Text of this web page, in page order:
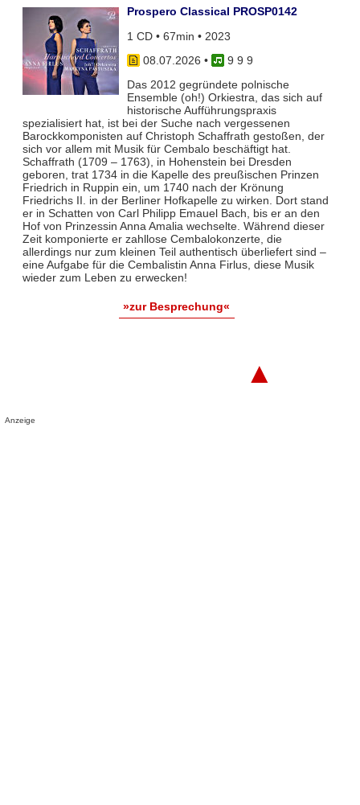
Prospero Classical PROSP0142
1 CD • 67min • 2023
08.07.2026 •
9 9 9
Das 2012 gegründete polnische
Ensemble (oh!) Orkiestra, das sich auf
historische Aufführungspraxis
spezialisiert hat, ist bei der Suche nach vergessenen
Barockkomponisten auf Christoph Schaffrath gestoßen, der
sich vor allem mit Musik für Cembalo beschäftigt hat.
Schaffrath (1709 – 1763), in Hohenstein bei Dresden
geboren, trat 1734 in die Kapelle des preußischen Prinzen
Friedrich in Ruppin ein, um 1740 nach der Krönung
Friedrichs II. in der Berliner Hofkapelle zu wirken. Dort stand
er in Schatten von Carl Philipp Emauel Bach, bis er an den
Hof von Prinzessin Anna Amalia wechselte. Während dieser
Zeit komponierte er zahllose Cembalokonzerte, die
allerdings nur zum kleinen Teil authentisch überliefert sind –
eine Aufgabe für die Cembalistin Anna Firlus, diese Musik
wieder zum Leben zu erwecken!
»zur Besprechung«
▲
Anzeige